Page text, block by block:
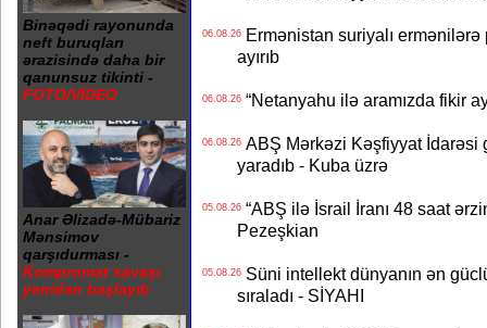
Binəqədi rayonunda
neft buruqları
ərazisində daha bir
qanunsuz tikinti -
FOTO/VİDEO
Anar Əlizadə-Mübariz
Mənsimov
qarşıdurması -
Kompromat savaşı
yenidən başlayıb
06.08.26Ermənistan suriyalı ermənilərə
ayırıb
06.08.26“Netanyahu ilə aramızda fikir
06.08.26ABŞ Mərkəzi Kəşfiyyat İdarəsi
yaradıb - Kuba üzrə
05.08.26“ABŞ ilə İsrail İranı 48 saat
Pezeşkian
05.08.26Süni intellekt dünyanın ən
sıraladı - SİYAHI